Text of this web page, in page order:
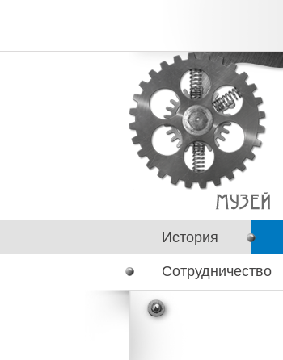
История
Сотрудничество